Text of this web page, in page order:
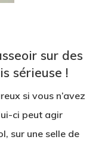
sur des
sérieuse !
si vous n’avez
ci peut agir
sur une selle de